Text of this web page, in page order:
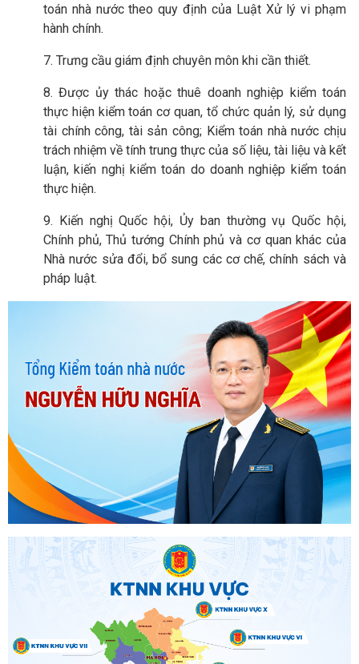
toán nhà nước theo quy định của Luật Xử lý vi phạm
hành chính.
7. Trưng cầu giám định chuyên môn khi cần thiết.
8. Được ủy thác hoặc thuê doanh nghiệp kiểm toán
thực hiện kiểm toán cơ quan, tổ chức quản lý, sử dụng
tài chính công, tài sản công; Kiểm toán nhà nước chịu
trách nhiệm về tính trung thực của số liệu, tài liệu và kết
luận, kiến nghị kiểm toán do doanh nghiệp kiểm toán
thực hiện.
9. Kiến nghị Quốc hội, Ủy ban thường vụ Quốc hội,
Chính phủ, Thủ tướng Chính phủ và cơ quan khác của
Nhà nước sửa đổi, bổ sung các cơ chế, chính sách và
pháp luật.